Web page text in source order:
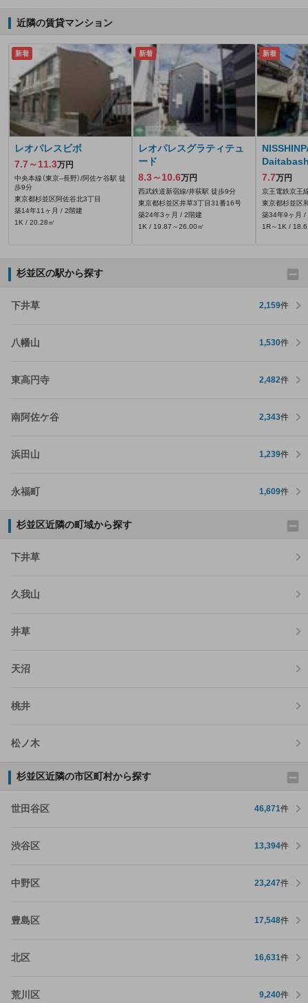
近隣の賃貸マンション
新着
レオパレスビボ
7.7～11.3万円
中央本線（東京--長野）/阿佐ケ谷駅 徒
歩9分
東京都杉並区阿佐谷北3丁目
築14年11ヶ月 / 2階建
1K / 20.28㎡
新着
レオパレスグラティテュ
ード
8.3～10.6万円
西武鉄道新宿線/井荻駅 徒歩9分
東京都杉並区井草3丁目31番16号
築24年3ヶ月 / 2階建
1K / 19.87～26.00㎡
新着
7.7万円
京王電鉄京王
東京都杉並区
築34年9ヶ月 /
1R～1K /
杉並区の駅から探す
下井草 2,159件
八幡山 1,530件
東高円寺 2,482件
南阿佐ケ谷 2,343件
浜田山 1,239件
永福町 1,609件
杉並区近隣の町域から探す
下井草
久我山
井草
天沼
桃井
松ノ木
杉並区近隣の市区町村から探す
世田谷区 46,871件
渋谷区 13,394件
中野区 23,247件
豊島区 17,548件
北区 16,631件
荒川区 9,240件